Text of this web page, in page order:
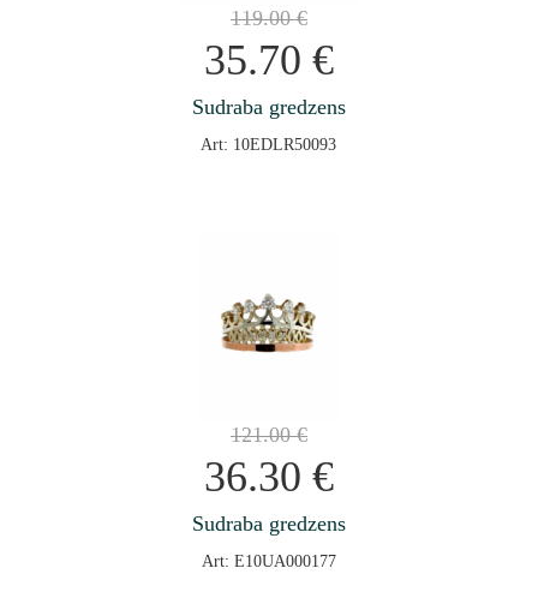
119.00€
35.70 €
Sudraba gredzens
Art: 10EDLR50093
121.00€
36.30 €
Sudraba gredzens
Art: E10UA000177